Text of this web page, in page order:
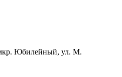
Юбилейный, ул. М.